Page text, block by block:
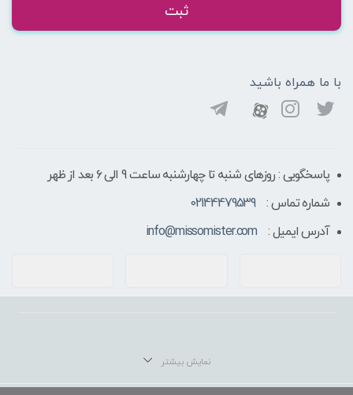
ثبت
با ما همراه باشید
پاسخگویی : روزهای شنبه تا چهارشنبه ساعت 9 الی ۶ بعد از ظهر
شماره تماس :
02144479539
آدرس ایمیل :
info@missomister.com